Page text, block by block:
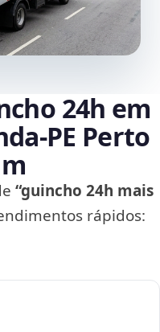
24h em
Perto
“guincho 24h mais
rápidos: